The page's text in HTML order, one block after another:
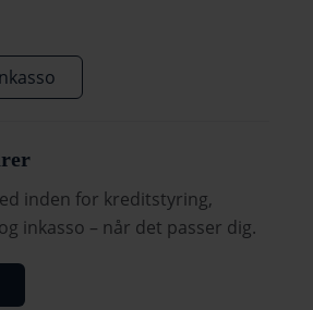
inden for kreditstyring,
inkasso – når det passer dig.